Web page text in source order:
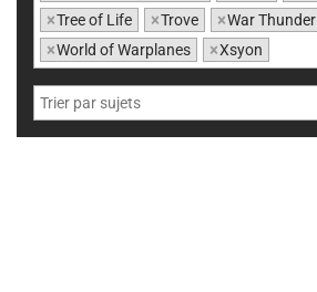
×Tree of Life ×Trove ×War Thunder
×World of Warplanes ×Xsyon